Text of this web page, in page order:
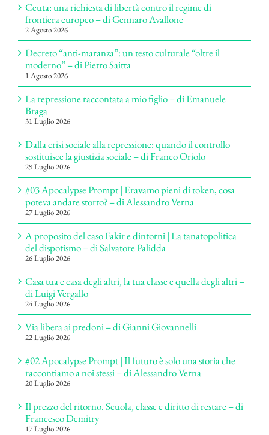
Ceuta: una richiesta di libertà contro il regime di
frontiera europeo – di Gennaro Avallone
2 Agosto 2026
Decreto “anti-maranza”: un testo culturale “oltre il
moderno” – di Pietro Saitta
1 Agosto 2026
La repressione raccontata a mio figlio – di Emanuele
Braga
31 Luglio 2026
Dalla crisi sociale alla repressione: quando il controllo
sostituisce la giustizia sociale – di Franco Oriolo
29 Luglio 2026
#03 Apocalypse Prompt | Eravamo pieni di token, cosa
poteva andare storto? – di Alessandro Verna
27 Luglio 2026
A proposito del caso Fakir e dintorni | La tanatopolitica
del dispotismo – di Salvatore Palidda
26 Luglio 2026
Casa tua e casa degli altri, la tua classe e quella degli altri –
di Luigi Vergallo
24 Luglio 2026
Via libera ai predoni – di Gianni Giovannelli
22 Luglio 2026
#02 Apocalypse Prompt | Il futuro è solo una storia che
raccontiamo a noi stessi – di Alessandro Verna
20 Luglio 2026
Il prezzo del ritorno. Scuola, classe e diritto di restare – di
Francesco Demitry
17 Luglio 2026